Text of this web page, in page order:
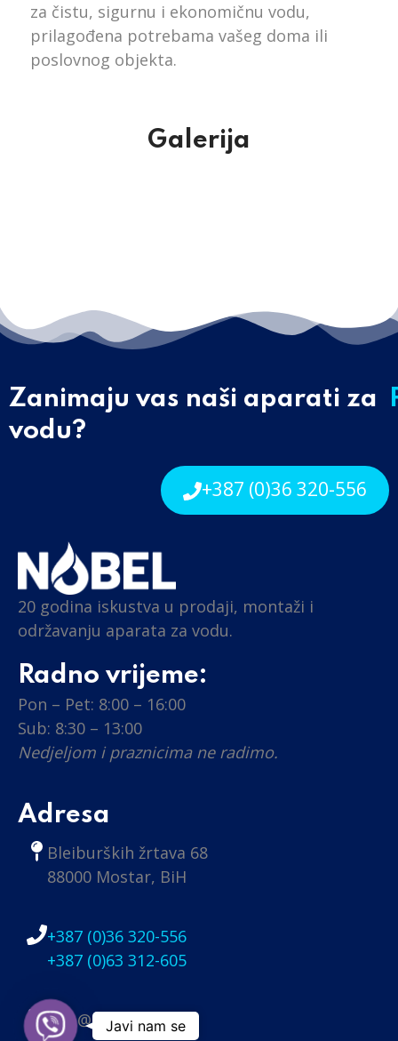
za čistu, sigurnu i ekonomičnu vodu,
prilagođena potrebama vašeg doma ili
poslovnog objekta.
Galerija
Zanimaju vas naši aparati za
vodu?
+387 (0)36 320-556
20 godina iskustva u prodaji, montaži i
održavanju aparata za vodu.
Radno vrijeme:
Pon – Pet: 8:00 – 16:00
Sub: 8:30 – 13:00
Nedjeljom i praznicima ne radimo.
Adresa
Bleiburških žrtava 68
88000 Mostar, BiH
+387 (0)36 320-556
+387 (0)63 312-605
info@nobel.ba
Viber